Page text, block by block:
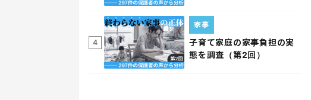
4
子育て家庭の家事負担の実
態を調査（第2回）
家事